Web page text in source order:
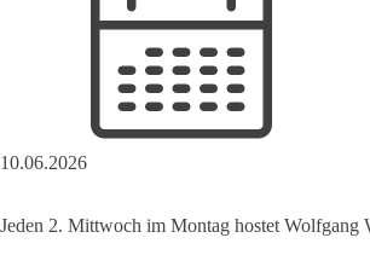
10.06.2026
Jeden 2. Mittwoch im Montag hostet Wolfgang